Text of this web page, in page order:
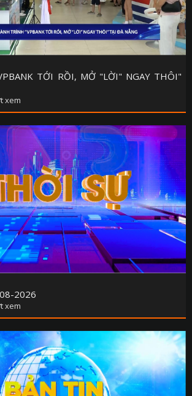
TỚI RỒI, MỞ "LỜI" NGAY THÔI"
xem
2026
xem